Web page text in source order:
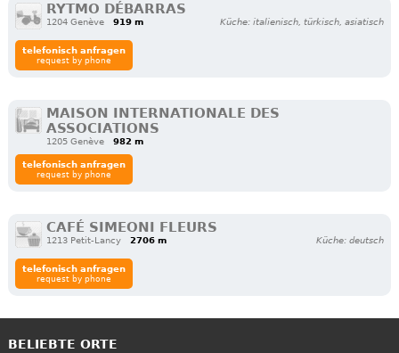
RYTMO DÉBARRAS
1204 Genève 919 m Küche: italienisch, türkisch, asiatisch
telefonisch anfragen
request by phone
MAISON INTERNATIONALE DES
ASSOCIATIONS
1205 Genève 982 m
telefonisch anfragen
request by phone
CAFÉ SIMEONI FLEURS
1213 Petit-Lancy 2706 m Küche: deutsch
telefonisch anfragen
request by phone
BELIEBTE ORTE